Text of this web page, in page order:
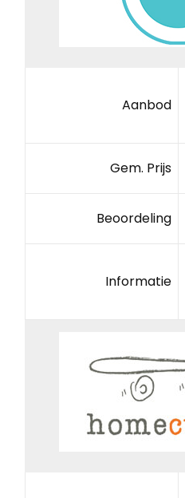
Aanbod
Gem. Prijs
Beoordeling
Informatie